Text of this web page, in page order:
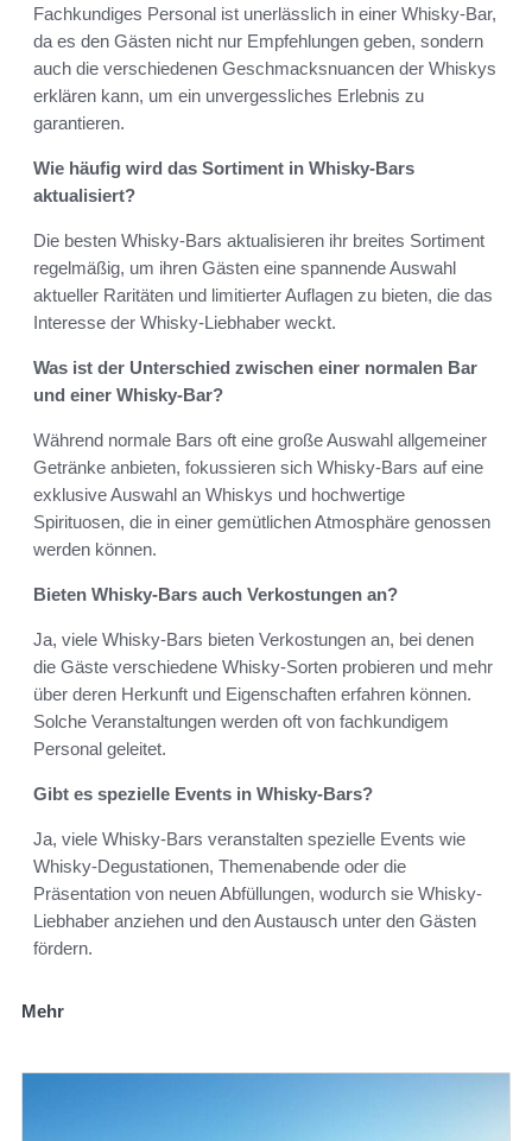
Fachkundiges Personal ist unerlässlich in einer Whisky-Bar,
da es den Gästen nicht nur Empfehlungen geben, sondern
auch die verschiedenen Geschmacksnuancen der Whiskys
erklären kann, um ein unvergessliches Erlebnis zu
garantieren.
Wie häufig wird das Sortiment in Whisky-Bars
aktualisiert?
Die besten Whisky-Bars aktualisieren ihr breites Sortiment
regelmäßig, um ihren Gästen eine spannende Auswahl
aktueller Raritäten und limitierter Auflagen zu bieten, die das
Interesse der Whisky-Liebhaber weckt.
Was ist der Unterschied zwischen einer normalen Bar
und einer Whisky-Bar?
Während normale Bars oft eine große Auswahl allgemeiner
Getränke anbieten, fokussieren sich Whisky-Bars auf eine
exklusive Auswahl an Whiskys und hochwertige
Spirituosen, die in einer gemütlichen Atmosphäre genossen
werden können.
Bieten Whisky-Bars auch Verkostungen an?
Ja, viele Whisky-Bars bieten Verkostungen an, bei denen
die Gäste verschiedene Whisky-Sorten probieren und mehr
über deren Herkunft und Eigenschaften erfahren können.
Solche Veranstaltungen werden oft von fachkundigem
Personal geleitet.
Gibt es spezielle Events in Whisky-Bars?
Ja, viele Whisky-Bars veranstalten spezielle Events wie
Whisky-Degustationen, Themenabende oder die
Präsentation von neuen Abfüllungen, wodurch sie Whisky-
Liebhaber anziehen und den Austausch unter den Gästen
fördern.
Mehr